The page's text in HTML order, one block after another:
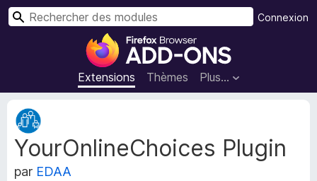
M
o
d
u
s
p
Extensions Thèmes Plus…
Connexion
R
YourOnlineChoices Plugin
par EDAA
M
é
t
d